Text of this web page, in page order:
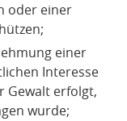
oder einer
einer
Interesse
Gewalt erfolgt,
wurde;